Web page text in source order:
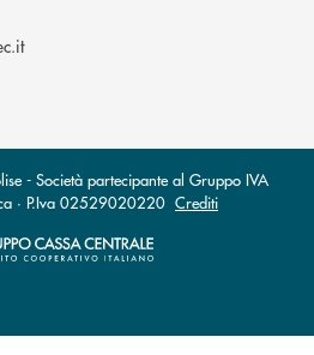
(si apre l’app di posta elettronica)
- Società partecipante al Gruppo IVA
· P.Iva 02529020220 Crediti